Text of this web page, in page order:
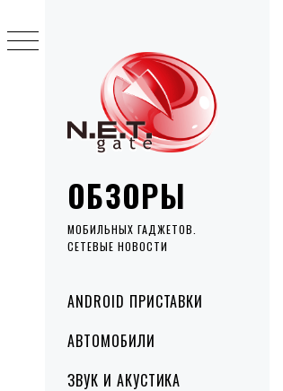
ОБЗОРЫ
МОБИЛЬНЫХ ГАДЖЕТОВ.
СЕТЕВЫЕ НОВОСТИ
Primary
Menu
ANDROID ПРИСТАВКИ
АВТОМОБИЛИ
ЗВУК И АКУСТИКА
to
content